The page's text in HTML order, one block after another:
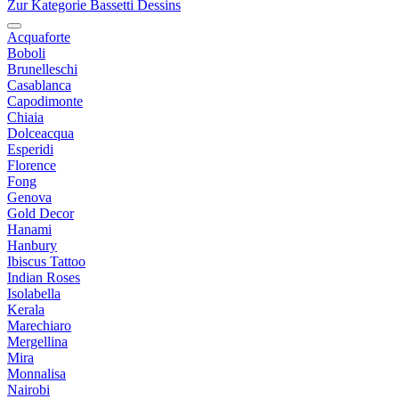
Zur Kategorie Bassetti Dessins
Acquaforte
Boboli
Brunelleschi
Casablanca
Capodimonte
Chiaia
Dolceacqua
Esperidi
Florence
Fong
Genova
Gold Decor
Hanami
Hanbury
Ibiscus Tattoo
Indian Roses
Isolabella
Kerala
Marechiaro
Mergellina
Mira
Monnalisa
Nairobi